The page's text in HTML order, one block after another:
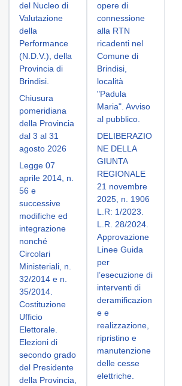
del Nucleo di
Valutazione
della
Performance
(N.D.V.), della
Provincia di
Brindisi.
Chiusura
pomeridiana
della Provincia
dal 3 al 31
agosto 2026
Legge 07
aprile 2014, n.
56 e
successive
modifiche ed
integrazione
nonché
Circolari
Ministeriali, n.
32/2014 e n.
35/2014.
Costituzione
Ufficio
Elettorale.
Elezioni di
secondo grado
del Presidente
della Provincia,
opere di
connessione
alla RTN
ricadenti nel
Comune di
Brindisi,
località
"Padula
Maria". Avviso
al pubblico.
DELIBERAZIO
NE DELLA
GIUNTA
REGIONALE
21 novembre
2025, n. 1906
L.R: 1/2023.
L.R. 28/2024.
Approvazione
Linee Guida
per
l’esecuzione di
interventi di
deramificazion
e e
realizzazione,
ripristino e
manutenzione
delle cesse
elettriche.